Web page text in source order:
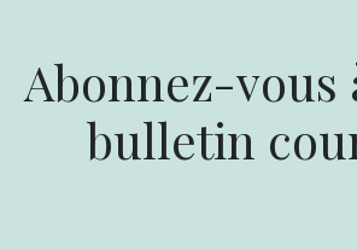
Abonnez-vous
bulletin